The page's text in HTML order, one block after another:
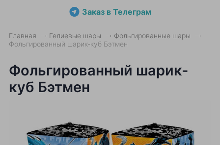
Заказ в Телеграм
Главная Гелиевые шары
Фольгированные шары
Фольгированный шарик-куб Бэтмен
Фольгированный шарик-
куб Бэтмен